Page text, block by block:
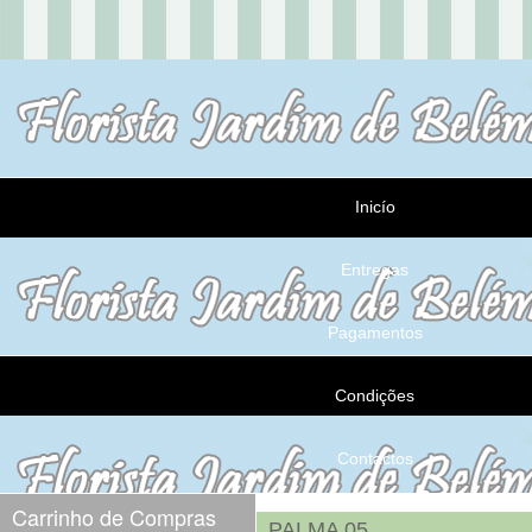
Inicío
Entregas
Pagamentos
Condições
Contactos
Carrinho de Compras